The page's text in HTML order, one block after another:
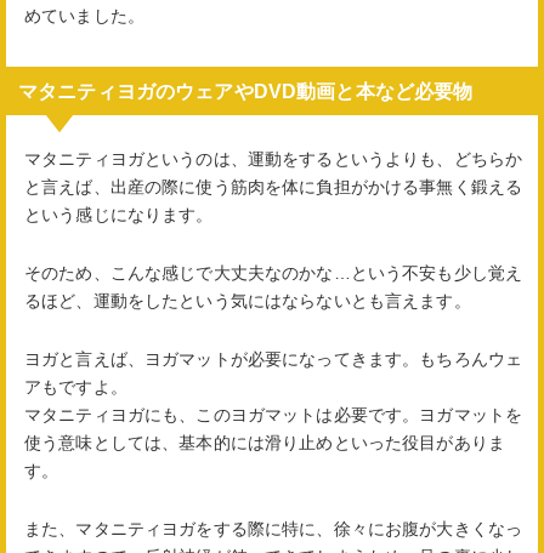
めていました。
マタニティヨガのウェアやDVD動画と本など必要物
マタニティヨガというのは、運動をするというよりも、どちらか
と言えば、出産の際に使う筋肉を体に負担がかける事無く鍛える
という感じになります。
そのため、こんな感じで大丈夫なのかな…という不安も少し覚え
るほど、運動をしたという気にはならないとも言えます。
ヨガと言えば、ヨガマットが必要になってきます。もちろんウェ
アもですよ。
マタニティヨガにも、このヨガマットは必要です。ヨガマットを
使う意味としては、基本的には滑り止めといった役目がありま
す。
また、マタニティヨガをする際に特に、徐々にお腹が大きくなっ